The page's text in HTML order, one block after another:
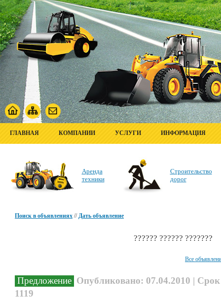
ГЛАВНАЯ КОМПАНИИ УСЛУГИ ИНФОРМАЦИЯ
Аренда
техники
Строительство
дорог
Поиск в объявлениях //Дать объявление
?????? ?????? ???????
Все
Предложение Опубликовано: 07.04.2010 |
1119